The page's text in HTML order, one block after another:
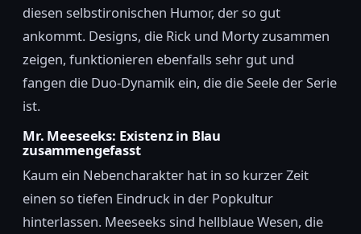
diesen selbstironischen Humor, der so gut
ankommt. Designs, die Rick und Morty zusammen
zeigen, funktionieren ebenfalls sehr gut und
fangen die Duo-Dynamik ein, die die Seele der Serie
ist.
Mr. Meeseeks: Existenz in Blau
zusammengefasst
Kaum ein Nebencharakter hat in so kurzer Zeit
einen so tiefen Eindruck in der Popkultur
hinterlassen. Meeseeks sind hellblaue Wesen, die